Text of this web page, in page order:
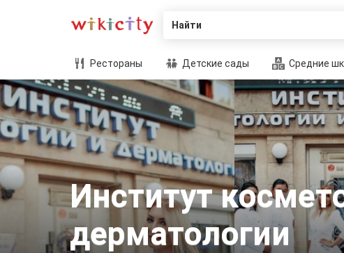
Найти
Рестораны Детские сады Средние
Институт
дерматологии